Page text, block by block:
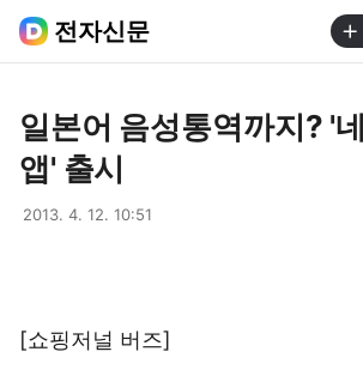
전자신문
일본어 음성통역까지? '
앱' 출시
2013. 4. 12. 10:51
[쇼핑저널 버즈]